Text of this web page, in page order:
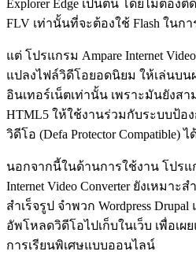
Explorer Edge เป็นต้น โดยไม่ต้อง
FLV เท่านั้นที่จะต้องใช้ Flash ในก
แต่ โปรแกรม Ampare Internet
แปลงไฟล์วิดีโอยอดนิยม ให้เล่นบ
อินเทอร์เน็ตเท่านั้น เพราะมันยังส
HTML5 ให้ใช้งานร่วมกับระบบป้อ
วิดีโอ (Defa Protector Compatible)
นอกจากนี้ในด้านการใช้งาน โปรแ
Internet Video Converter ยังเหมาะ
สำเร็จรูป จำพวก Wordpress
อัพโหลดวิดีโอไปเก็บในเว็บ เพื่อเ
การเรียนพิเศษแบบออนไลน์